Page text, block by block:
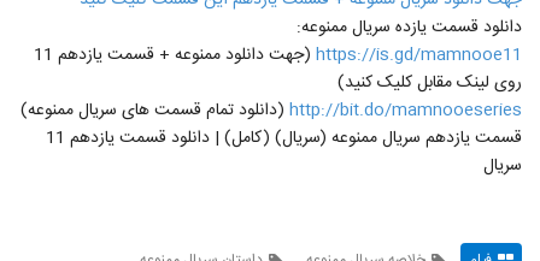
دانلود قسمت یازده سریال ممنوعه:
https://is.gd/mamnooe11
(جهت دانلود ممنوعه + قسمت یازدهم 11
روی لینک مقابل کلیک کنید)
http://bit.do/mamnooeseries (دانلود تمام قسمت های سریال ممنوعه)
قسمت یازدهم سریال ممنوعه (سریال) (کامل) | دانلود قسمت یازدهم 11
سریال